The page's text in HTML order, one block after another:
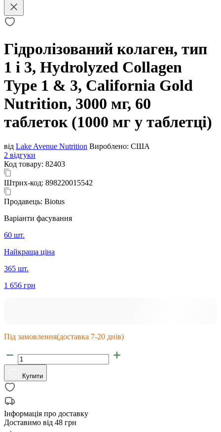
Гідролізований колаген, тип
1 і 3, Hydrolyzed Collagen
Type 1 & 3, California Gold
Nutrition, 3000 мг, 60
таблеток (1000 мг у таблетці)
від Lake Avenue Nutrition Вироблено: США
2 відгуки
Код товару: 82403
Штрих-код: 898220015542
Продавець: Biotus
Варіанти фасування
60 шт.
Найкраща ціна
365 шт.
1 656 грн
Під замовлення(доставка 7-20 днів)
Купити
Інформація про доставку
Доставимо від 48 грн